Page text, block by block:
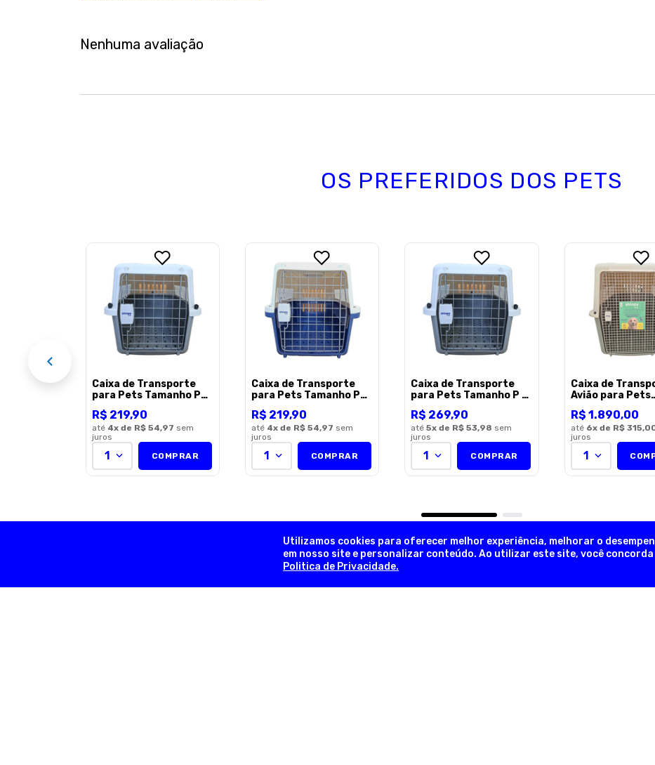
Utilizamos cookies para oferecer melhor experiência, melhorar o
em nosso site e personalizar conteúdo. Ao utilizar este site, você concorda
Politica de Privacidade.
Endereço de email
ENVIAR AVALIAÇÃO
Nenhuma avaliação
OS PREFERIDOS DOS PETS
Caixa de Transporte
para Pets Tamanho PP
Cinza Shinpy
R$ 219,90
até 4x de R$ 54,97 sem
juros
1 COMPRAR
Caixa de Transporte
para Pets Tamanho PP
Azul Shinpy
R$ 219,90
até 4x de R$ 54,97 sem
juros
1 COMPRAR
Caixa de Transporte
para Pets Tamanho P –
Shinpy
R$ 269,90
até 5x de R$ 53,98 sem
juros
1 COMPRAR
Caixa de
Avião para Pets
108x67x77cm
Shinpy
R$ 1 .890,00
até 6x de R$
juros
1